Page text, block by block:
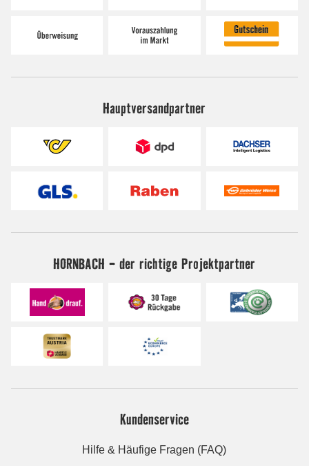
Hauptversandpartner
HORNBACH - der richtige Projektpartner
Kundenservice
Hilfe & Häufige Fragen (FAQ)